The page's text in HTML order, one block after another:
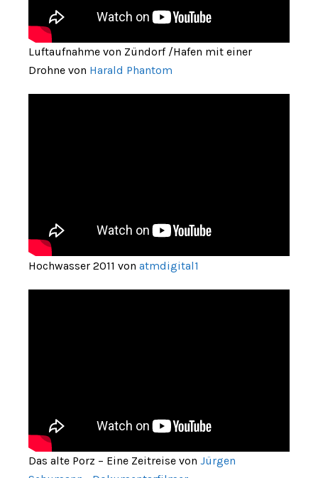
Luftaufnahme von Zündorf /Hafen mit einer
Drohne von Harald Phantom
Hochwasser 2011 von atmdigital1
Das alte Porz – Eine Zeitreise von Jürgen